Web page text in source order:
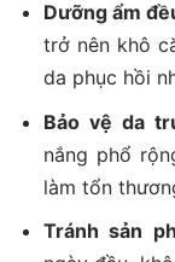
Dưỡng ẩm
trở nên khô
da phục hồi
Bảo vệ da
nắng phổ
làm tổn
Tránh sản